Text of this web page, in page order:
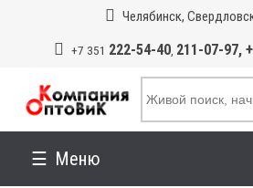
Челябинск,
+7 351 222-54-40, 211-07-97,
Меню